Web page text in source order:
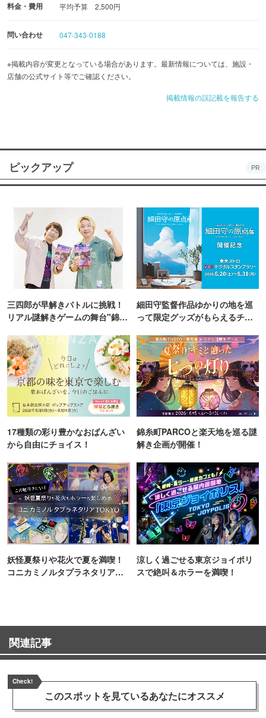
料金・費用 平均予算 2,500円
問い合わせ 047-343-0188
※掲載内容が変更となっている場合があります。最新情報については、施設・
店舗の公式サイト等でご確認ください。
掲載情報の誤記載を報告する
ピックアップ PR
三四郎が早解きバトルに挑戦！
リアル謎解きゲームの舞台"錦糸
細田守監督作品ゆかりの地を巡
って限定グッズがもらえるチャ
17種類の彩り豊かなおばんざい
から自由にチョイス！
錦糸町PARCOと楽天地を巡る謎
解き企画が開催！
妖怪夏祭りや花火で夏を満喫！
コニカミノルタプラネタリア
涼しく過ごせる東京ジョイポリ
スで絶叫＆ホラーを満喫！
関連記事
Check!
このスポットを見ているあなたにオススメ